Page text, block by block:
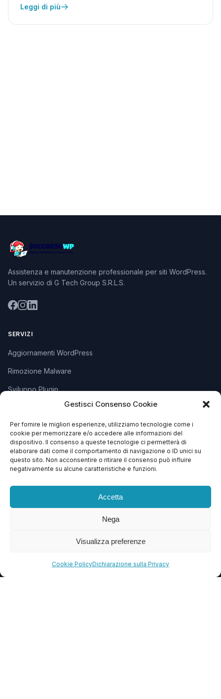
Gestisci Consenso Cookie
Per fornire le migliori esperienze, utilizziamo tecnologie come i
cookie per memorizzare e/o accedere alle informazioni del
dispositivo. Il consenso a queste tecnologie ci permetterà di
elaborare dati come il comportamento di navigazione o ID unici su
questo sito. Non acconsentire o ritirare il consenso può influire
negativamente su alcune caratteristiche e funzioni.
Accetta
Nega
Visualizza preferenze
Cookie PolicyDichiarazione sulla Privacy
Leggi di più
Assistenza e manutenzione professionale per siti WordPress.
Un servizio di G Tech Group S.R.L.S.
SERVIZI
Aggiornamenti WordPress
Rimozione Malware
Sviluppo Plugin
SUPPORTO
Apri Ticket
info@soccorsowp.it